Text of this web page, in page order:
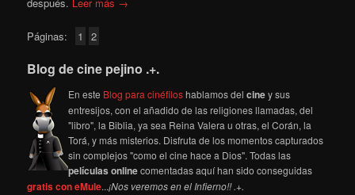
Páginas: 1 2
Blog de cine pejino .+.
En este Blog para cinéfiloshablamos delciney sus
entresijos, con el añadido de las religiones llamadas, del
"libro", la Biblia, ya sea Reina Valera u otras, el Corán, la
Torá, y más misterios. Disfruta de los momentos capturados
sin complejos "como el cine hace a Dios". Todas las
películas onlinecomentadas aquí han sido conseguidas
gratis con eMule...¡Nos veremos en el Infierno!! .+.